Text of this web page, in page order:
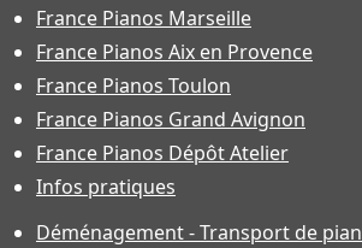
France Pianos Marseille
France Pianos Aix en Provence
France Pianos Toulon
France Pianos Grand Avignon
France Pianos Dépôt Atelier
Infos pratiques
Déménagement - Transport de